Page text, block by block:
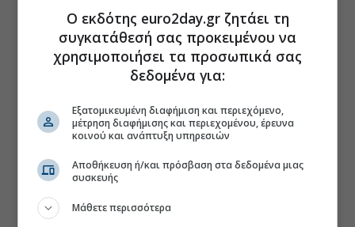
Ο εκδότης euro2day.gr ζητάει τη
συγκατάθεσή σας προκειμένου να
χρησιμοποιήσει τα προσωπικά σας
δεδομένα για:
Εξατομικευμένη διαφήμιση και περιεχόμενο,
μέτρηση διαφήμισης και περιεχομένου, έρευνα
κοινού και ανάπτυξη υπηρεσιών
Αποθήκευση ή/και πρόσβαση στα δεδομένα μιας
συσκευής
Μάθετε περισσότερα